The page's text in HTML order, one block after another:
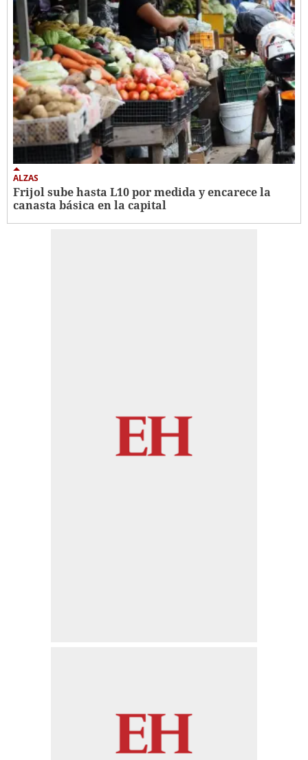
ALZAS
Frijol sube hasta L10 por medida y encarece la
canasta básica en la capital